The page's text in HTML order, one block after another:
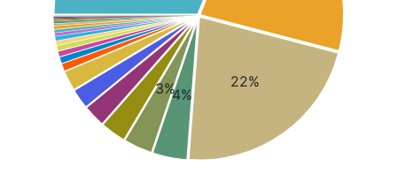
22%
4%
3%